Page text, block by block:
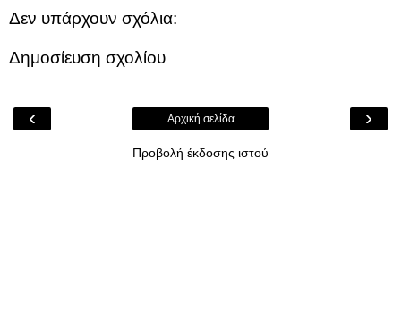
Δεν υπάρχουν σχόλια:
Δημοσίευση σχολίου
‹ ›
Αρχική σελίδα
Προβολή έκδοσης ιστού